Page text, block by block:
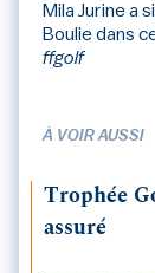
Mila Jurine a
Boulie dans
ffgolf
À VOIR AUSSI
Trophée
assuré